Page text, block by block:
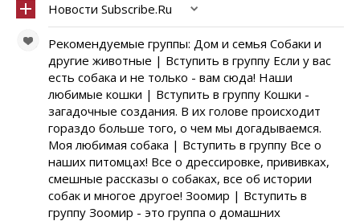
Новости Subscribe.Ru
Рекомендуемые группы: Дом и семья Собаки и
другие животные | Вступить в группу Если у вас
есть собака и не только - вам сюда! Наши
любимые кошки | Вступить в группу Кошки -
загадочные создания. В их голове происходит
гораздо больше того, о чем мы догадываемся.
Моя любимая собака | Вступить в группу Все о
наших питомцах! Все о дрессировке, прививках,
смешные рассказы о собаках, все об истории
собак и многое другое! Зоомир | Вступить в
группу Зоомир - это группа о домашних